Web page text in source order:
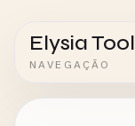
Elysia
NAVEGAÇÃO